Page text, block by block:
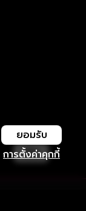
การตั้งค่าคุกกี้
ยอมรับ
เปิด